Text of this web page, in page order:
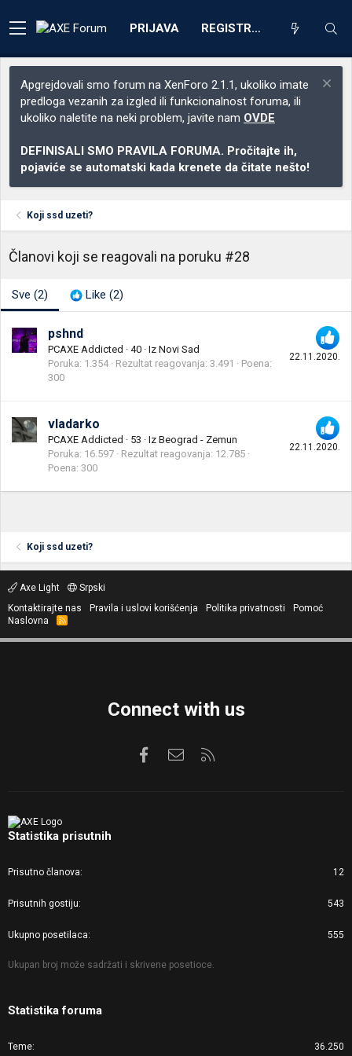
PRIJAVA REGISTRACIJA
Apgrejdovali smo forum na XenForo 2.1.1, ukoliko imate
predloga vezanih za izgled ili funkcionalnost foruma, ili
ukoliko naletite na neki problem, javite nam OVDE
DEFINISALI SMO PRAVILA FORUMA. Pročitajte ih,
pojaviće se automatski kada krenete da čitate nešto!
Koji ssd uzeti?
Članovi koji se reagovali na poruku #28
Sve (2) Like (2)
22.11.2020.
pshnd
PCAXE Addicted · 40 · Iz Novi Sad
Poruka 1.354 Rezultat reagovanja 3.491
Poena
300
22.11.2020.
vladarko
PCAXE Addicted · 53 · Iz Beograd - Zemun
Poruka 16.597 Rezultat reagovanja 12.785
Poena 300
Koji ssd uzeti?
Axe Light
Srpski
Kontaktirajte nas
Pravila i uslovi korišćenja Politika privatnosti
Pomoć
Naslovna
R
S
Connect with us
FacebookKontaktirajte nas
Statistika prisutnih
Prisutno članova 12
Prisutnih gostiju 543
Ukupno posetilaca 555
Ukupan broj može sadržati i skrivene posetioce.
Statistika foruma
Teme 36.250